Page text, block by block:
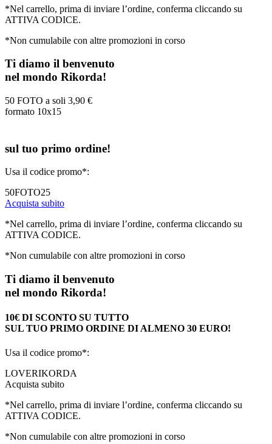
*Nel carrello, prima di inviare l’ordine, conferma cliccando su
ATTIVA CODICE.
*Non cumulabile con altre promozioni in corso
Ti diamo il benvenuto
nel mondo Rikorda!
50 FOTO a soli 3,90 €
formato 10x15
sul tuo primo ordine!
Usa il codice promo*:
50FOTO25
Acquista subito
*Nel carrello, prima di inviare l’ordine, conferma cliccando su
ATTIVA CODICE.
*Non cumulabile con altre promozioni in corso
Ti diamo il benvenuto
nel mondo Rikorda!
10€ DI SCONTO SU TUTTO
SUL TUO PRIMO ORDINE DI ALMENO 30 EURO!
Usa il codice promo*:
LOVERIKORDA
Acquista subito
*Nel carrello, prima di inviare l’ordine, conferma cliccando su
ATTIVA CODICE.
*Non cumulabile con altre promozioni in corso